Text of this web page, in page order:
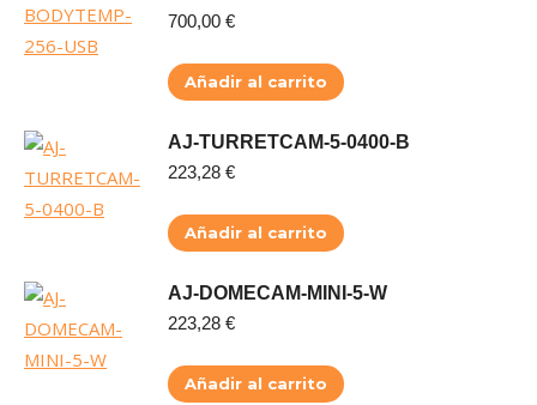
700,00 €
Añadir al carrito
AJ-TURRETCAM-5-0400-B
223,28 €
Añadir al carrito
AJ-DOMECAM-MINI-5-W
223,28 €
Añadir al carrito